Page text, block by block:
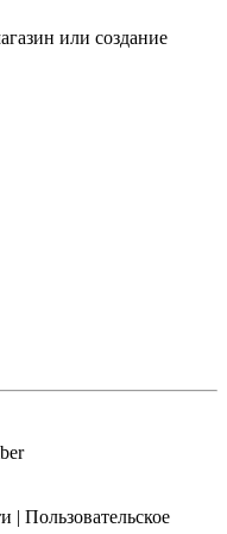
или создание
| Пользовательское